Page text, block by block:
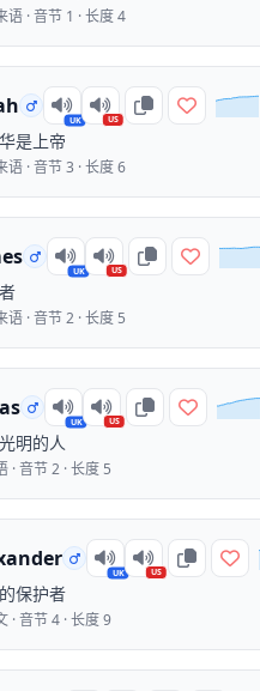
语 · 音节 1 · 长度 4
UK US
是上帝
语 · 音节 3 · 长度 6
UK US
语 · 音节 2 · 长度 5
UK US
明的人
· 音节 2 · 长度 5
UK US
保护者
· 音节 4 · 长度 9